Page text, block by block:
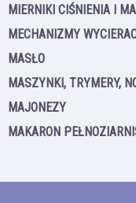
MIERNIKI CIŚNIENIA I
MECHANIZMY
MASŁO
MASZYNKI, TRYMERY,
MAJONEZY
MAKARON